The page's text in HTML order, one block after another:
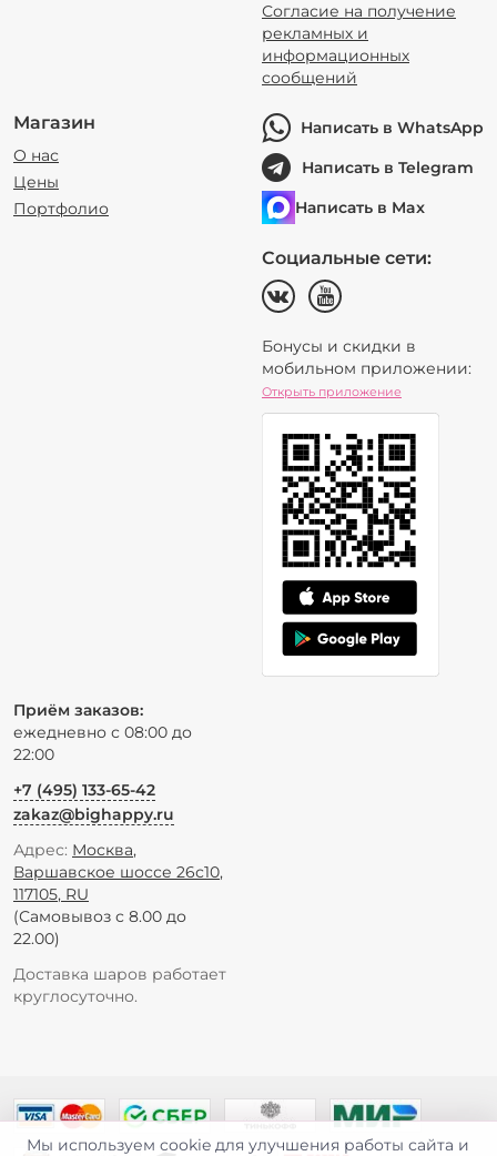
Согласие на получение
рекламных и
информационных
сообщений
Магазин
О нас
Цены
Портфолио
Написать в WhatsApp
Написать в Telegram
Написать в Max
Социальные сети:
Бонусы и скидки в
мобильном приложении:
Открыть приложение
Приём заказов:
ежедневно с 08:00 до
22:00
+7 (495) 133-65-42
zakaz@bighappy.ru
Адрес: Москва,
Варшавское шоссе 26с10,
117105, RU
(Самовывоз с 8.00 до
22.00)
Доставка шаров работает
круглосуточно.
Мы используем cookie для улучшения работы сайта и